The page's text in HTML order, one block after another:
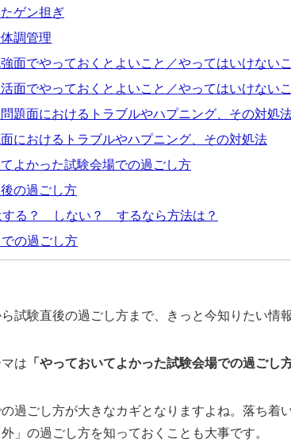
ゲン担ぎ
調管理
面でやっておくとよいこと／やってはいけない
面でやっておくとよいこと／やってはいけない
題面におけるトラブルやハプニング、その対処
におけるトラブルやハプニング、その対処法
よかった試験会場での過ごし方
の過ごし方
する？ しない？ するなら方法は？
の過ごし方
試験直後の過ごし方まで、きっと今知りたい情
は 「やっておいてよかった試験会場での過ごし方
過ごし方が大きなカギとなりますよね。落ち着
」の過ごし方を知っておくことも大事です。